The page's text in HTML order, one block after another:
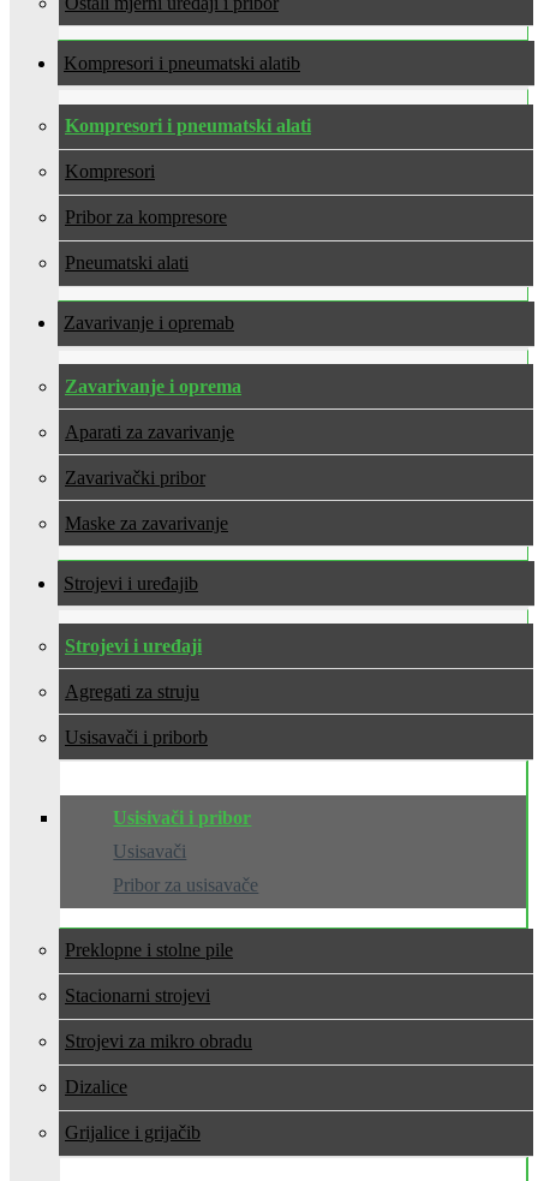
Kompresori i pneumatski alati
Kompresori i pneumatski alati
Kompresori
Pribor za kompresore
Pneumatski alati
Zavarivanje i oprema
Zavarivanje i oprema
Aparati za zavarivanje
Zavarivački pribor
Maske za zavarivanje
Strojevi i uređaji
Strojevi i uređaji
Agregati za struju
Usisavači i pribor
Usisivači i pribor
Usisavači
Pribor za usisavače
Preklopne i stolne pile
Stacionarni strojevi
Strojevi za mikro obradu
Dizalice
Grijalice i grijači